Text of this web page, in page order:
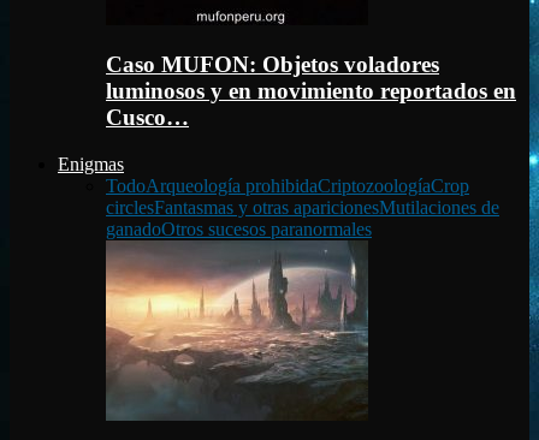
Caso MUFON: Objetos voladores
luminosos y en movimiento reportados en
Cusco…
Enigmas
TodoArqueología prohibidaCriptozoologíaCrop
circlesFantasmas y otras aparicionesMutilaciones de
ganadoOtros sucesos paranormales